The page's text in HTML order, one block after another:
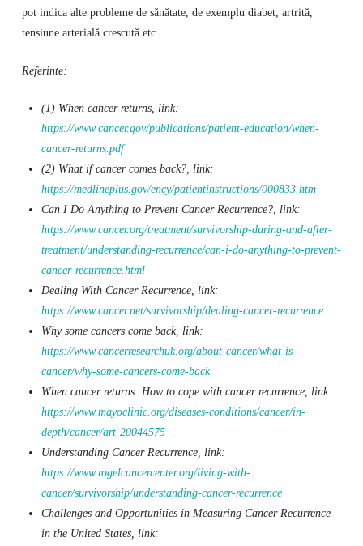
pot indica alte probleme de sănătate, de exemplu diabet, artrită,
tensiune arterială crescută etc.
Referinte:
(1) When cancer returns, link:
https://www.cancer.gov/publications/patient-education/when-
cancer-returns.pdf
(2) What if cancer comes back?, link:
https://medlineplus.gov/ency/patientinstructions/000833.htm
Can I Do Anything to Prevent Cancer Recurrence?, link:
https://www.cancer.org/treatment/survivorship-during-and-after-
treatment/understanding-recurrence/can-i-do-anything-to-prevent-
cancer-recurrence.html
Dealing With Cancer Recurrence, link:
https://www.cancer.net/survivorship/dealing-cancer-recurrence
Why some cancers come back, link:
https://www.cancerresearchuk.org/about-cancer/what-is-
cancer/why-some-cancers-come-back
When cancer returns: How to cope with cancer recurrence, link:
https://www.mayoclinic.org/diseases-conditions/cancer/in-
depth/cancer/art-20044575
Understanding Cancer Recurrence, link:
https://www.rogelcancercenter.org/living-with-
cancer/survivorship/understanding-cancer-recurrence
Challenges and Opportunities in Measuring Cancer Recurrence
in the United States, link: